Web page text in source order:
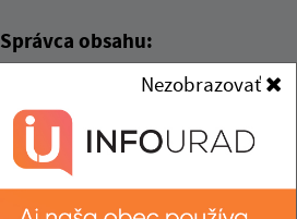
Nezobrazovať
Správca obsahu:
Správca obsahu je Obec Kysak.
Vytvorené v súlade s
dizajn manuálom elektronických
služieb.